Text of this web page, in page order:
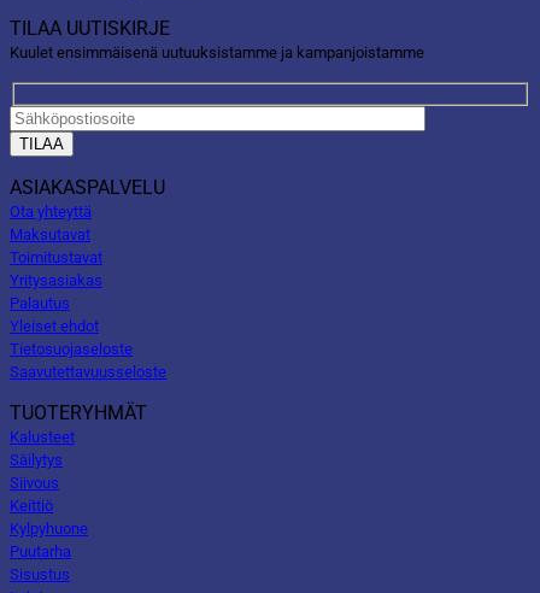
TILAA UUTISKIRJE
Kuulet ensimmäisenä uutuuksistamme ja kampanjoistamme
ASIAKASPALVELU
Ota yhteyttä
Maksutavat
Toimitustavat
Yritysasiakas
Palautus
Yleiset ehdot
Tietosuojaseloste
Saavutettavuusseloste
TUOTERYHMÄT
Kalusteet
Säilytys
Siivous
Keittiö
Kylpyhuone
Puutarha
Sisustus